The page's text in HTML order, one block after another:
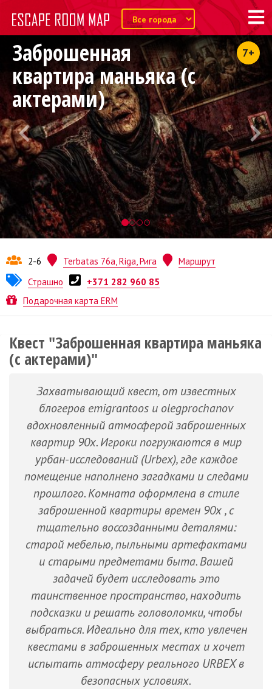
Заброшенная
квартира маньяка (с
актерами)
7+
2-6 Terbatas 76a, Riga, Рига
Маршрут
Страшно
+371 282 960 85
Подарочная карта ERM
Квест "Заброшенная квартира маньяка
(с актерами)"
Захватывающий квест, от известных
блогеров emigrantoos и olegprochanov
вдохновленный атмосферой заброшенных
квартир 90х. Игроки погружаются в мир
урбан-исследований (Urbex), где каждое
помещение наполнено загадками и следами
прошлого. Комната оформлена в стиле
заброшенной квартиры времен 90х , с
тщательно воссозданными деталями:
старой мебелью, пыльными артефактами
и старыми предметами быта. Вашей
задачей будет исследовать это
таинственное пространство, находить
подсказки и решать головоломки, чтобы
выбраться. Идеально для тех, кто увлечен
квестами в заброшенных местах и хочет
испытать атмосферу реального URBEX в
безопасных условиях.